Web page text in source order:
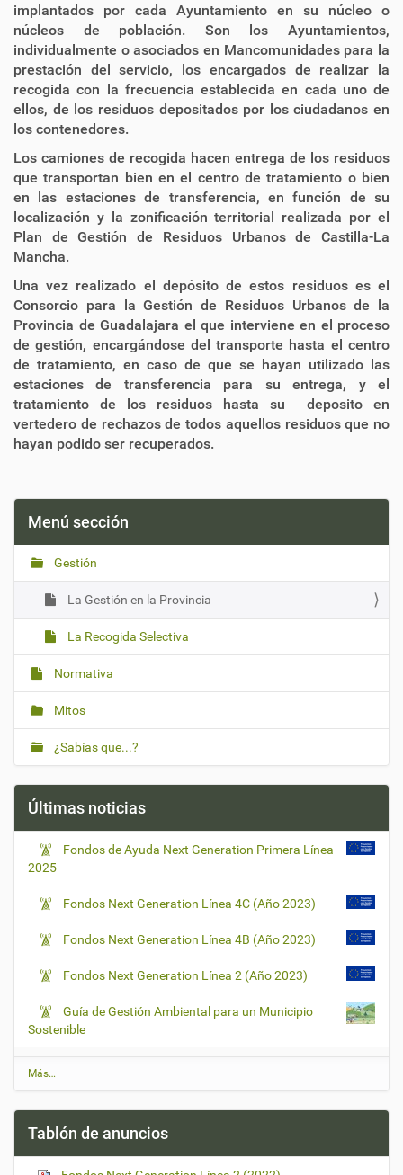
implantados por cada Ayuntamiento en su núcleo o
núcleos de población. Son los Ayuntamientos,
individualmente o asociados en Mancomunidades para la
prestación del servicio, los encargados de realizar la
recogida con la frecuencia establecida en cada uno de
ellos, de los residuos depositados por los ciudadanos en
los contenedores.
Los camiones de recogida hacen entrega de los residuos
que transportan bien en el centro de tratamiento o bien
en las estaciones de transferencia, en función de su
localización y la zonificación territorial realizada por el
Plan de Gestión de Residuos Urbanos de Castilla-La
Mancha.
Una vez realizado el depósito de estos residuos es el
Consorcio para la Gestión de Residuos Urbanos de la
Provincia de Guadalajara el que interviene en el proceso
de gestión, encargándose del transporte hasta el centro
de tratamiento, en caso de que se hayan utilizado las
estaciones de transferencia para su entrega, y el
tratamiento de los residuos hasta su deposito en
vertedero de rechazos de todos aquellos residuos que no
hayan podido ser recuperados.
Menú sección
Gestión
La Gestión en la Provincia
La Recogida Selectiva
Normativa
Mitos
¿Sabías que...?
Últimas noticias
Fondos de Ayuda Next Generation Primera Línea
2025
Fondos Next Generation Línea 4C (Año 2023)
Fondos Next Generation Línea 4B (Año 2023)
Fondos Next Generation Línea 2 (Año 2023)
Guía de Gestión Ambiental para un Municipio
Sostenible
Ú
l
Más…
Tablón de anuncios